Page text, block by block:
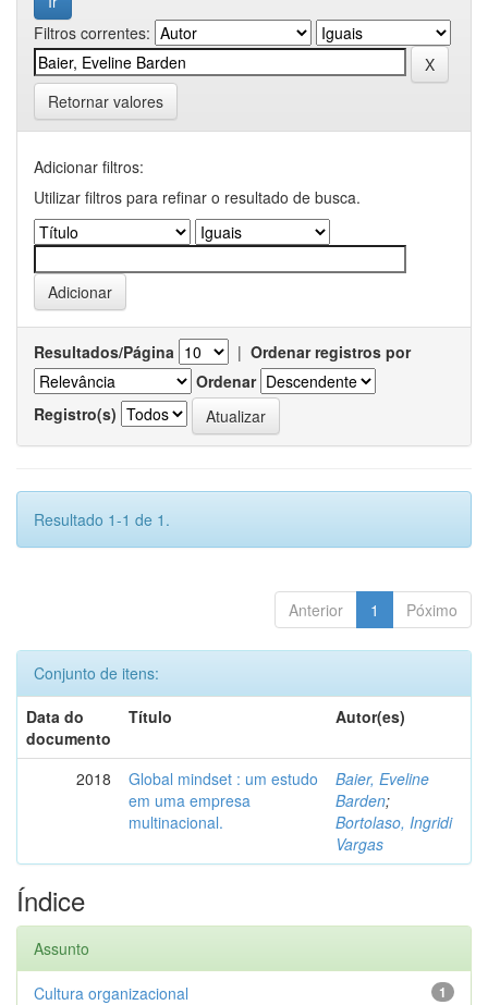
Filtros correntes:
Retornar valores
Adicionar filtros:
Utilizar filtros para refinar o resultado de busca.
Resultados/Página | Ordenar registros por
Ordenar
Registro(s)
Resultado 1-1 de 1.
Anterior 1 Póximo
Conjunto de itens:
Data do
documento
Título Autor(es)
2018
Global mindset : um estudo
em uma empresa
multinacional.
Baier, Eveline
Barden;
Bortolaso, Ingridi
Vargas
Índice
Assunto
1
Cultura organizacional